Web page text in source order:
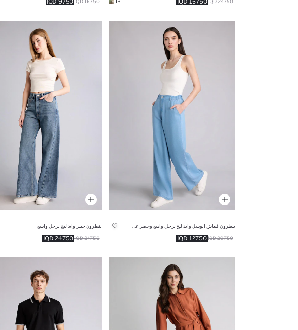
16750 IQD 24750 IQD
+1
9750 IQD 16750 IQD
12750 IQD 29750 IQD
بنطرون جينز وايد ليج برجل واسع
24750 IQD 34750 IQD